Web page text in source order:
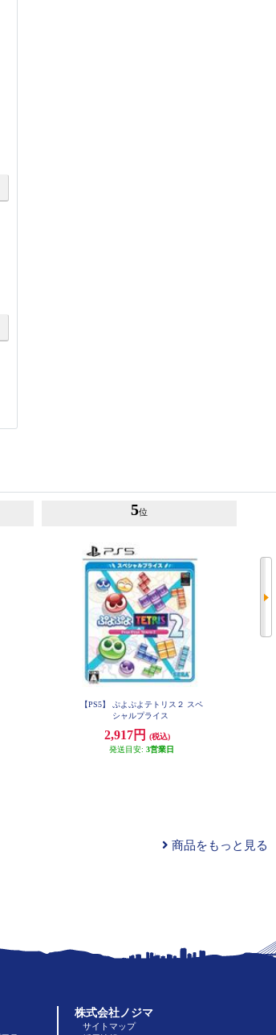
5位
【PS5】 ぷよぷよテトリス２ スペ
シャルプライス
2,917円
(税込)
発送目安: 3営業日
商品をもっと見る
株式会社ノジマ
サイトマップ